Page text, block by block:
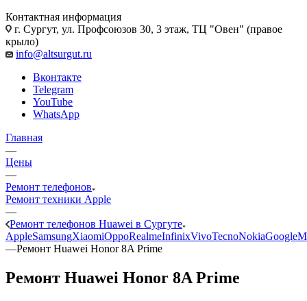
Контактная информация
г. Сургут, ул. Профсоюзов 30, 3 этаж, ТЦ "Овен" (правое
крыло)
info@altsurgut.ru
Вконтакте
Telegram
YouTube
WhatsApp
Главная
—
Цены
—
Ремонт телефонов
Ремонт техники Apple
—
Ремонт телефонов Huawei в Сургуте
AppleSamsungXiaomiOppoRealmeInfinixVivoTecnoNokiaGoogle
—Ремонт Huawei Honor 8A Prime
Ремонт Huawei Honor 8A Prime